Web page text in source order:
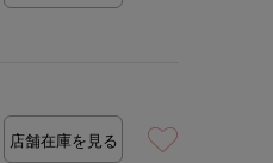
店舗在庫を見る